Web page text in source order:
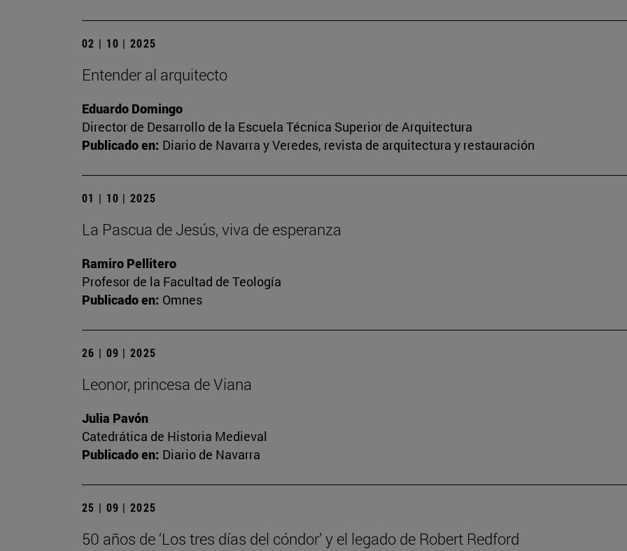
02 | 10 | 2025
Entender al arquitecto
Eduardo Domingo
Director de Desarrollo de la Escuela Técnica Superior de Arquitectura
Publicado en: Diario de Navarra y Veredes, revista de arquitectura y restauración
01 | 10 | 2025
La Pascua de Jesús, viva de esperanza
Ramiro Pellitero
Profesor de la Facultad de Teología
Publicado en: Omnes
26 | 09 | 2025
Leonor, princesa de Viana
Julia Pavón
Catedrática de Historia Medieval
Publicado en: Diario de Navarra
25 | 09 | 2025
50 años de ‘Los tres días del cóndor’ y el legado de Robert Redford